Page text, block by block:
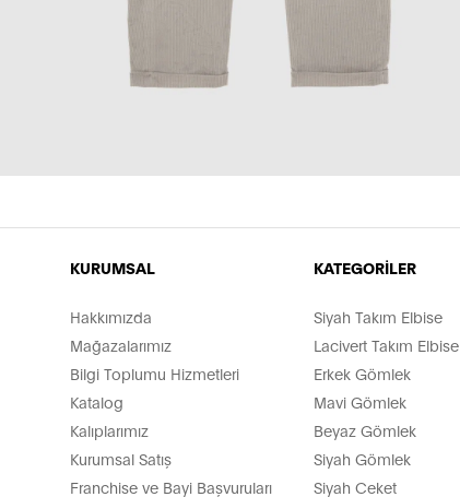
KURUMSAL
Hakkımızda
Mağazalarımız
Bilgi Toplumu Hizmetleri
Katalog
Kalıplarımız
Kurumsal Satış
Franchise ve Bayi Başvuruları
KATEGORİLER
Siyah Takım Elbise
Lacivert Takım Elbise
Erkek Gömlek
Mavi Gömlek
Beyaz Gömlek
Siyah Gömlek
Siyah Ceket